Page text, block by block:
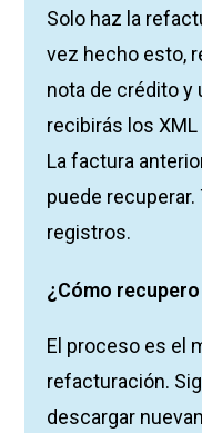
Solo haz la
vez hecho esto,
nota de crédito y
recibirás los
La factura
puede
registros.
¿Cómo
El proceso es el
refacturación.
descargar